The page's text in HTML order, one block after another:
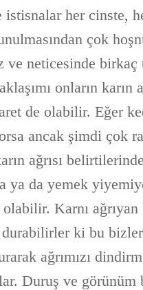
her cinste,
çok
ve neticesinde birkaç
onların karın
de olabilir. Eğer
ancak şimdi çok
ağrısı
da yemek
Karnı
durabilirler ki bu
ağrımızı
Duruş ve görünüm